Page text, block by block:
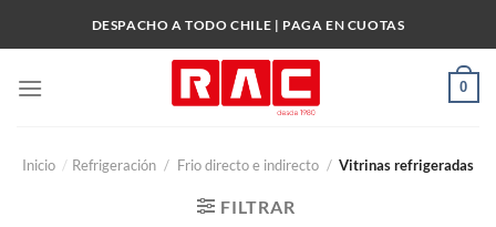
DESPACHO A TODO CHILE | PAGA EN CUOTAS
0
Inicio / Refrigeración / Frio directo e indirecto / Vitrinas refrigeradas
FILTRAR